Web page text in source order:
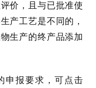
价，且与已批准使
产工艺是不同的，
生产的终产品添加
申报要求，可点击